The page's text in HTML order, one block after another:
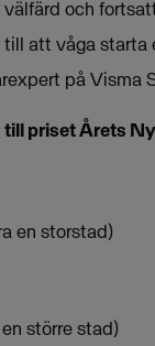
och
att våga
på Visma
priset Årets
en storstad)
större stad)